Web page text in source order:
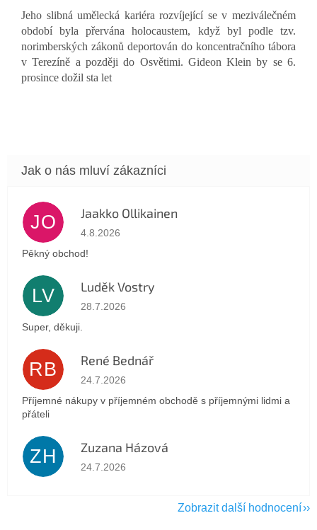
Jeho slibná umělecká kariéra rozvíjející se v meziválečném
období byla přervána holocaustem, když byl podle tzv.
norimberských zákonů deportován do koncentračního tábora
v Terezíně a později do Osvětimi. Gideon Klein by se 6.
prosince dožil sta let
JO Jaakko Ollikainen
Hodnocení obchodu je 5 z 5 hvězdiček.
4.8.2026
Pěkný obchod!
LV Luděk Vostry
Hodnocení obchodu je 5 z 5 hvězdiček.
28.7.2026
Super, děkuji.
RB René Bednář
Hodnocení obchodu je 5 z 5 hvězdiček.
24.7.2026
Příjemné nákupy v příjemném obchodě s příjemnými lidmi a
přáteli
ZH Zuzana Házová
Hodnocení obchodu je 5 z 5 hvězdiček.
24.7.2026
Zobrazit další hodnocení